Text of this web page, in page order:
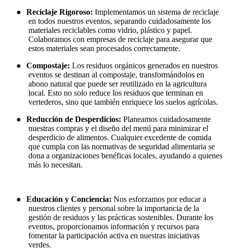
●
Reciclaje Rigoroso: Implementamos un sistema de reciclaje
en todos nuestros eventos, separando cuidadosamente los
materiales reciclables como vidrio, plástico y papel.
Colaboramos con empresas de reciclaje para asegurar que
estos materiales sean procesados correctamente.
●
Compostaje: Los residuos orgánicos generados en nuestros
eventos se destinan al compostaje, transformándolos en
abono natural que puede ser reutilizado en la agricultura
local. Esto no solo reduce los residuos que terminan en
vertederos, sino que también enriquece los suelos agrícolas.
●
Reducción de Desperdicios: Planeamos cuidadosamente
nuestras compras y el diseño del menú para minimizar el
desperdicio de alimentos. Cualquier excedente de comida
que cumpla con las normativas de seguridad alimentaria se
dona a organizaciones benéficas locales, ayudando a quienes
más lo necesitan.
● Educación y Conciencia: Nos esforzamos por educar a
nuestros clientes y personal sobre la importancia de la
gestión de residuos y las prácticas sostenibles. Durante los
eventos, proporcionamos información y recursos para
fomentar la participación activa en nuestras iniciativas
verdes.